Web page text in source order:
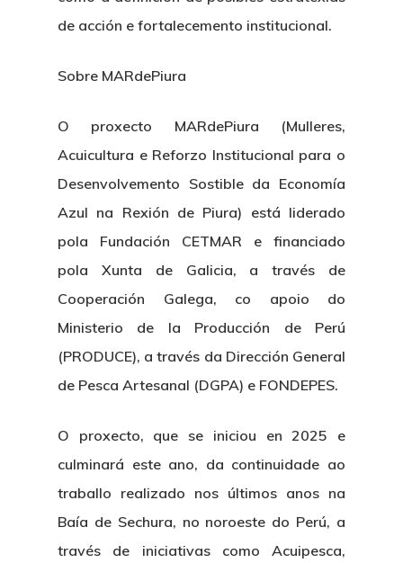
de acción e fortalecemento institucional.
Sobre MARdePiura
O proxecto MARdePiura (Mulleres,
Acuicultura e Reforzo Institucional para o
Desenvolvemento Sostible da Economía
Azul na Rexión de Piura) está liderado
pola Fundación CETMAR e financiado
pola Xunta de Galicia, a través de
Cooperación Galega, co apoio do
Ministerio de la Producción de Perú
(PRODUCE), a través da Dirección General
de Pesca Artesanal (DGPA) e FONDEPES.
O proxecto, que se iniciou en 2025 e
culminará este ano, da continuidade ao
traballo realizado nos últimos anos na
Baía de Sechura, no noroeste do Perú, a
través de iniciativas como Acuipesca,